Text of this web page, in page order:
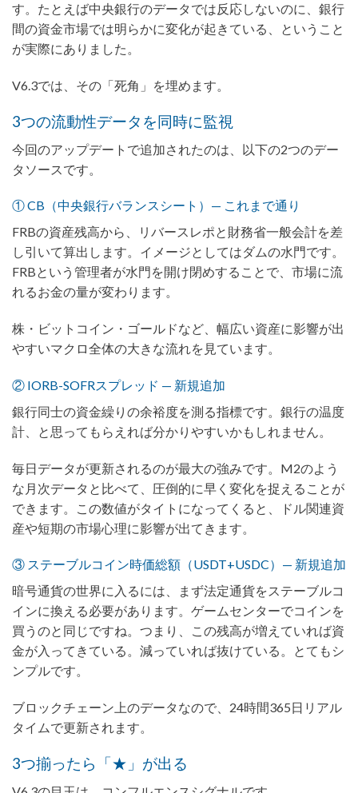
す。たとえば中央銀行のデータでは反応しないのに、銀行
間の資金市場では明らかに変化が起きている、ということ
が実際にありました。
V6.3では、その「死角」を埋めます。
3つの流動性データを同時に監視
今回のアップデートで追加されたのは、以下の2つのデー
タソースです。
① CB（中央銀行バランスシート）— これまで通り
FRBの資産残高から、リバースレポと財務省一般会計を差
し引いて算出します。イメージとしてはダムの水門です。
FRBという管理者が水門を開け閉めすることで、市場に流
れるお金の量が変わります。
株・ビットコイン・ゴールドなど、幅広い資産に影響が出
やすいマクロ全体の大きな流れを見ています。
② IORB-SOFRスプレッド — 新規追加
銀行同士の資金繰りの余裕度を測る指標です。銀行の温度
計、と思ってもらえれば分かりやすいかもしれません。
毎日データが更新されるのが最大の強みです。M2のよう
な月次データと比べて、圧倒的に早く変化を捉えることが
できます。この数値がタイトになってくると、ドル関連資
産や短期の市場心理に影響が出てきます。
③ ステーブルコイン時価総額（USDT+USDC）— 新規追加
暗号通貨の世界に入るには、まず法定通貨をステーブルコ
インに換える必要があります。ゲームセンターでコインを
買うのと同じですね。つまり、この残高が増えていれば資
金が入ってきている。減っていれば抜けている。とてもシ
ンプルです。
ブロックチェーン上のデータなので、24時間365日リアル
タイムで更新されます。
3つ揃ったら「★」が出る